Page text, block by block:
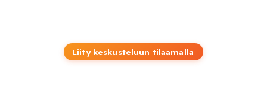
Liity keskusteluun tilaamalla